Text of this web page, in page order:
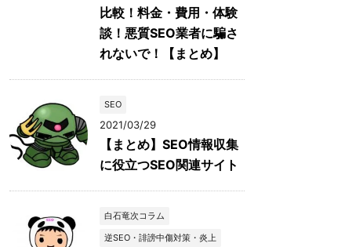
比較！料金・費用・体験
談！悪質SEO業者に騙さ
れないで！【まとめ】
SEO
2021/03/29
【まとめ】SEO情報収集
に役立つSEO関連サイト
白石竜次コラム
逆SEO・誹謗中傷対策・炎上